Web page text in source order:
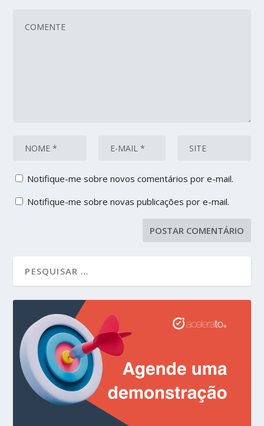
Notifique-me sobre novos comentários por e-mail.
Notifique-me sobre novas publicações por e-mail.